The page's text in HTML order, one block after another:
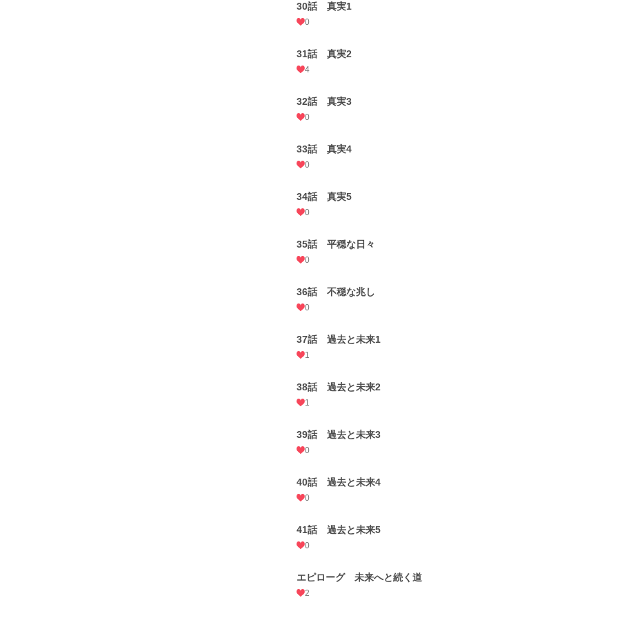
30話 真実1
0
31話 真実2
4
32話 真実3
0
33話 真実4
0
34話 真実5
0
35話 平穏な日々
0
36話 不穏な兆し
0
37話 過去と未来1
1
38話 過去と未来2
1
39話 過去と未来3
0
40話 過去と未来4
0
41話 過去と未来5
0
エピローグ 未来へと続く道
2